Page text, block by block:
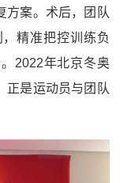
方案。术后，团队
精准把控训练负
2022年北京冬奥
正是运动员与团队